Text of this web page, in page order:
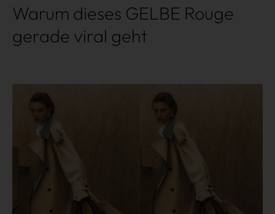
Warum dieses GELBE Rouge
gerade viral geht
Mehr lesen